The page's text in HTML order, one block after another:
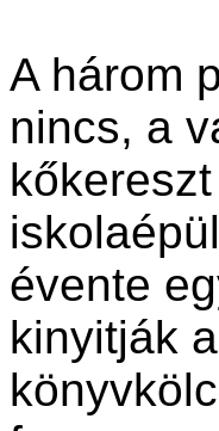
A három
nincs, a
évente
kinyitják